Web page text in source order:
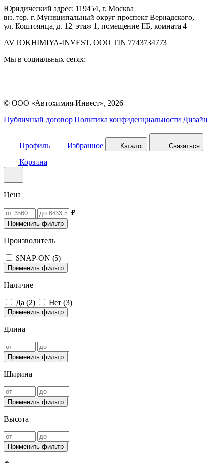
Юридический адрес: 119454, г. Москва
вн. тер. г. Муниципальный округ проспект Вернадского,
ул. Коштоянца, д. 12, этаж 1, помещение IIБ, комната 4
AVTOKHIMIYA-INVEST, OOO TIN 7743734773
Мы в социальных сетях:
© ООО «Автохимия-Инвест», 2026
Публичный договор Политика конфиденциальности Дизайн
Профиль Избранное Каталог Связаться
Корзина
Цена
₽
Применить фильтр
Производитель
SNAP-ON (5)
Применить фильтр
Наличие
Да (2) Нет (3)
Применить фильтр
Длина
Применить фильтр
Ширина
Применить фильтр
Высота
Применить фильтр